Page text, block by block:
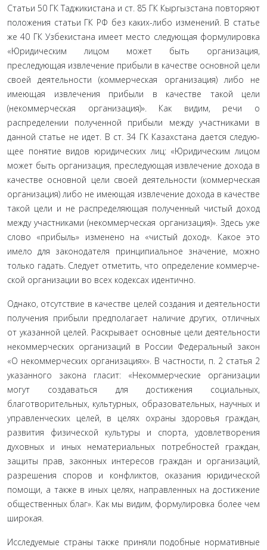
Статьи 50 ГК Таджикистана и ст. 85 ГК Кыр­гызстана повторяют
положения статьи ГК РФ без каких-либо изменений. В статье
же 40 ГК Узбекистана имеет место сле­дующая формулировка
«Юридическим лицом может быть организация,
преследующая извлечение прибыли в качестве основной цели
своей деятельности (коммерческая организа­ция) либо не
имеющая извлечения прибыли в качестве та­кой цели
(некоммерческая организация)». Как видим, речи о
распределении полученной прибыли между участниками в
данной статье не идет. В ст. 34 ГК Казахстана дается следую­
щее понятие видов юридических лиц: «Юридическим лицом
может быть организация, преследующая извлечение дохода в
качестве основной цели своей деятельности (коммерческая
организация) либо не имеющая извлечение дохода в качестве
такой цели и не распределяющая полученный чистый доход
между участниками (некоммерческая организация)». Здесь уже
слово «прибыль» изменено на «чистый доход». Какое это
имело для законодателя принципиальное значение, можно
только гадать. Следует отметить, что определение коммерче­
ской организации во всех кодексах идентично.
Однако, отсутствие в качестве целей создания и деятель­ности
получения прибыли предполагает наличие других, отличных
от указанной целей. Раскрывает основные цели деятельности
некоммерческих организаций в России Феде­ральный закон
«О некоммерческих организациях». В частно­сти, п. 2 статья 2
указанного закона гласит: «Некоммерческие организации
могут создаваться для достижения социальных,
благотворительных, культурных, образовательных, научных и
управленческих целей, в целях охраны здоровья граждан,
развития физической культуры и спорта, удовлетворения
духовных и иных нематериальных потребностей граждан,
защиты прав, законных интересов граждан и организаций,
разрешения споров и конфликтов, оказания юридической
помощи, а также в иных целях, направленных на достижение
общественных благ». Как мы видим, формулировка более чем
широкая.
Исследуемые страны также приняли подобные норма­тивные